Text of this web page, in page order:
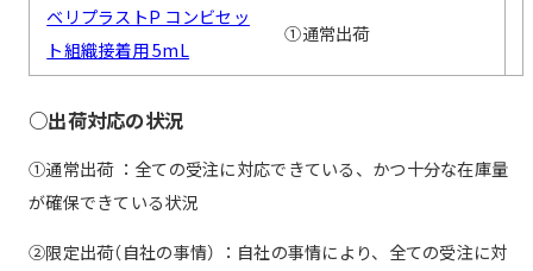
ベリプラストP コンビセッ
ト組織接着用 5mL
①通常出荷
○出荷対応の状況
①通常出荷 ：全ての受注に対応できている、かつ十分な在庫量
が確保できている状況
②限定出荷（自社の事情） ：自社の事情により、全ての受注に対